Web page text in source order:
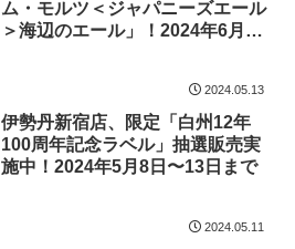
ム・モルツ＜ジャパニーズエール
＞海辺のエール」！2024年6月4
2024.05.13
伊勢丹新宿店、限定「白州12年
100周年記念ラベル」抽選販売実
施中！2024年5月8日〜13日まで
2024.05.11